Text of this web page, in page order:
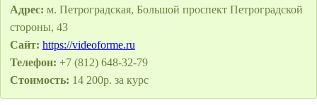
Адрес: м. Петроградская, Большой проспект Петроградской
стороны, 43
Сайт: https://videoforme.ru
Телефон: +7 (812) 648-32-79
Стоимость: 14 200р. за курс